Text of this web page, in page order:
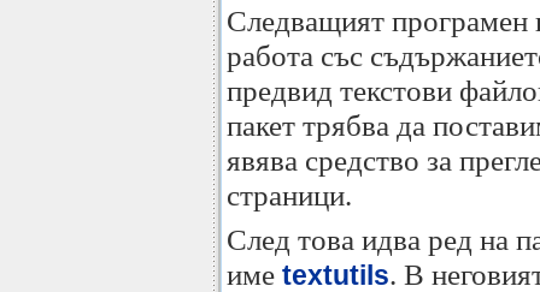
Следващият програмен
работа със
предвид текстови
пакет трябва да
явява средство за
страници.
След това идва ред на
име textutils. В